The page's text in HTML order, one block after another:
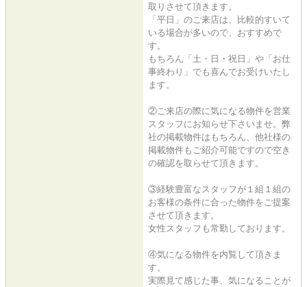
取りさせて頂きます。
「平日」のご来店は、比較的すいて
いる場合が多いので、おすすめで
す。
もちろん「土・日・祝日」や「お仕
事終わり」でも喜んでお受けいたし
ます。
②ご来店の際に気になる物件を営業
スタッフにお知らせ下さいませ。弊
社の掲載物件はもちろん、他社様の
掲載物件もご紹介可能ですので空き
の確認を取らせて頂きます。
③経験豊富なスタッフが１組１組の
お客様の条件に合った物件をご提案
させて頂きます。
女性スタッフも常勤しております。
④気になる物件を内覧して頂きま
す。
実際見て感じた事、気になることが